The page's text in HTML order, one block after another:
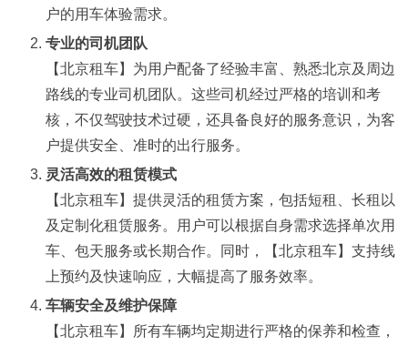
户的用车体验需求。
专业的司机团队
【北京租车】为用户配备了经验丰富、熟悉北京及周边
路线的专业司机团队。这些司机经过严格的培训和考
核，不仅驾驶技术过硬，还具备良好的服务意识，为客
户提供安全、准时的出行服务。
灵活高效的租赁模式
【北京租车】提供灵活的租赁方案，包括短租、长租以
及定制化租赁服务。用户可以根据自身需求选择单次用
车、包天服务或长期合作。同时，【北京租车】支持线
上预约及快速响应，大幅提高了服务效率。
车辆安全及维护保障
【北京租车】所有车辆均定期进行严格的保养和检查，